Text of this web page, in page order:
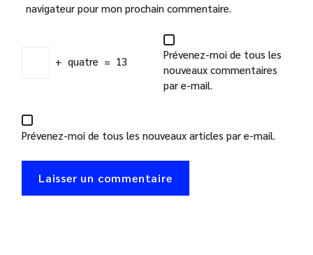
navigateur pour mon prochain commentaire.
+ quatre = 13
Prévenez-moi de tous les
nouveaux commentaires
par e-mail.
Prévenez-moi de tous les nouveaux articles par e-mail.